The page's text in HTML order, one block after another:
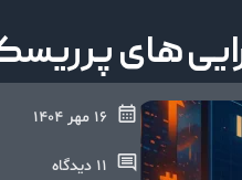
های
16 مهر 1404
11 دیدگاه